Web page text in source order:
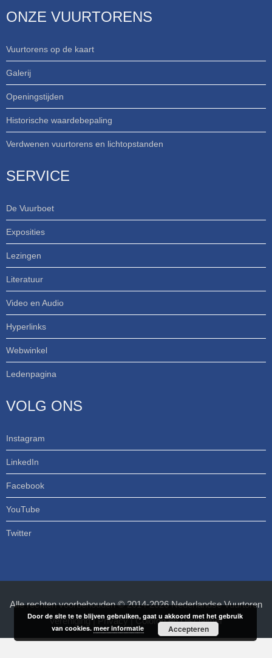
ONZE VUURTORENS
Vuurtorens op de kaart
Galerij
Openingstijden
Historische waardebepaling
Verdwenen vuurtorens en lichtopstanden
SERVICE
De Vuurboet
Exposities
Lezingen
Literatuur
Video en Audio
Hyperlinks
Webwinkel
Ledenpagina
VOLG ONS
Instagram
LinkedIn
Facebook
YouTube
Twitter
Alle rechten voorbehouden © 2014-2026 Nederlandse Vuurtoren
Vereniging |Privacy|Colofon en Disclaimer
Door de site te te blijven gebruiken, gaat u akkoord met het gebruik
van cookies.meer informatie Accepteren